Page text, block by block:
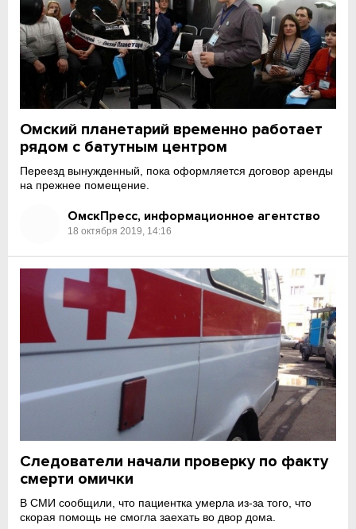
Омский планетарий временно работает
рядом с батутным центром
Переезд вынужденный, пока оформляется договор аренды
на прежнее помещение.
ОмскПресс, информационное агентство
18 октября 2019, 14:16
Следователи начали проверку по факту
смерти омички
В СМИ сообщили, что пациентка умерла из-за того, что
скорая помощь не смогла заехать во двор дома.